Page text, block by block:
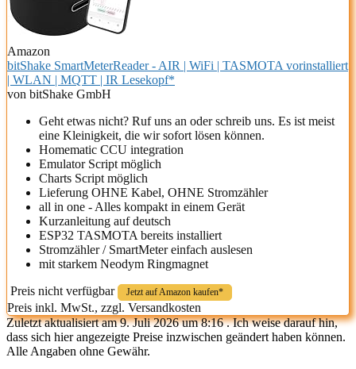
Amazon
bitShake SmartMeterReader - AIR | WiFi | TASMOTA vorinstalliert
| WLAN | MQTT | IR Lesekopf*
von bitShake GmbH
Geht etwas nicht? Ruf uns an oder schreib uns. Es ist meist
eine Kleinigkeit, die wir sofort lösen können.
Homematic CCU integration
Emulator Script möglich
Charts Script möglich
Lieferung OHNE Kabel, OHNE Stromzähler
all in one - Alles kompakt in einem Gerät
Kurzanleitung auf deutsch
ESP32 TASMOTA bereits installiert
Stromzähler / SmartMeter einfach auslesen
mit starkem Neodym Ringmagnet
Preis nicht verfügbar
Jetzt auf Amazon kaufen*
Preis inkl. MwSt., zzgl. Versandkosten
Zuletzt aktualisiert am 9. Juli 2026 um 8:16 . Ich weise darauf hin,
dass sich hier angezeigte Preise inzwischen geändert haben können.
Alle Angaben ohne Gewähr.